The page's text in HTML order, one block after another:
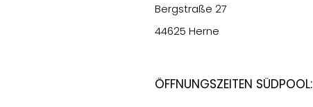
Bergstraße 27
44625 Herne
Öffnungszeiten Südpool: